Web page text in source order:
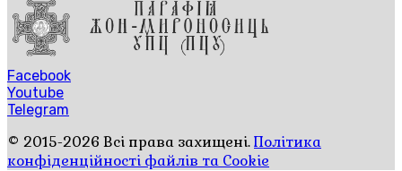
Facebook
Youtube
Telegram
© 2015-2026 Всі права захищені.Політика
конфіденційності файлів та Cookie